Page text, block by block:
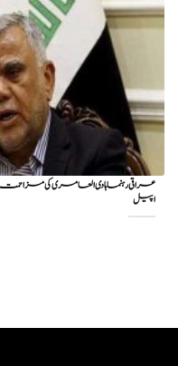
عراقی رہنما ہادی العامری کی
اپیل